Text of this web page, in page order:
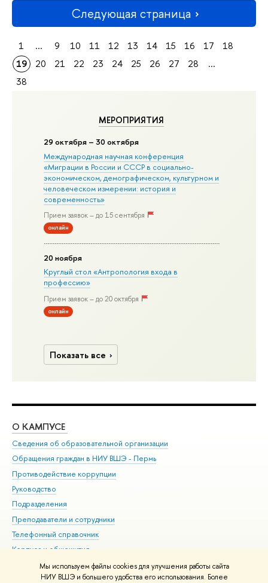
Мы используем файлы cookies для улучшения работы сайта
НИУ ВШЭ и большего удобства его использования. Более
МЕРОПРИЯТИЯ
29 октября – 30 октября
Международная научная конференция
«Миграции в Росcии и СССР в социально-
экономическом, демографическом, культурном и
человеческом измерении: история и
современность»
Прием заявок – до 15 сентября
онлайн
20 ноября
Круглый стол «Антропология входа в
профессию»
Прием заявок – до 20 октября
онлайн
Показать все
Следующая страница
1 ... 9 10 11 12 13 14 15 16 17
18
19
20 21 22 23 24 25 26 27 28
...
38
О КАМПУСЕ
Сведения об образовательной организации
Обращения граждан в НИУ ВШЭ - Пермь
Противодействие коррупции
Руководство
Подразделения
Преподаватели и сотрудники
Телефонный справочник
Корпуса и общежития
ВШЭ для студентов с ограниченными возможностями
здоровья и инвалидностью